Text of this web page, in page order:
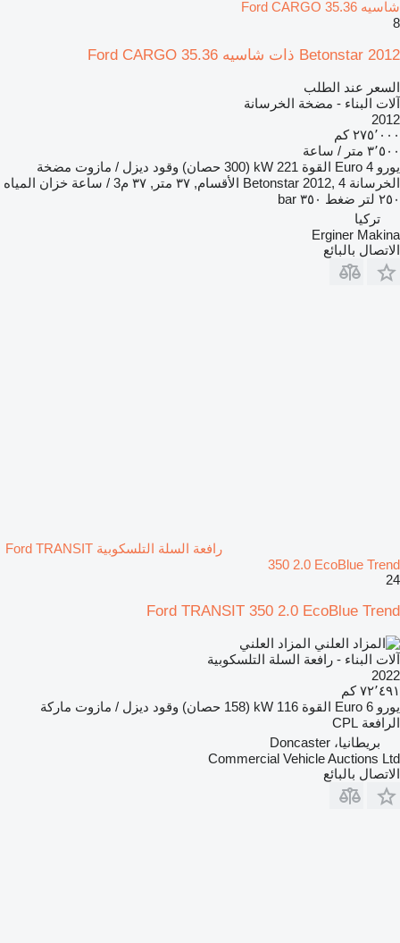
شاسيه Ford CARGO 35.36
8
Betonstar 2012 ذات شاسيه Ford CARGO 35.36
السعر عند الطلب
آلات البناء - مضخة الخرسانة
2012
٢٧٥٬٠٠٠ كم
٣٬٥٠٠ متر / ساعة
يورو Euro 4 القوة 221 kW (300 حصان) وقود ديزل / مازوت مضخة
الخرسانة Betonstar 2012, 4 الأقسام, ٣٧ متر, ٣٧ م3 / ساعة
خزان المياه
٢٥٠ لتر
ضغط ٣٥٠ bar
تركيا
Erginer Makina
الاتصال بالبائع
رافعة السلة التلسكوبية Ford TRANSIT
350 2.0 EcoBlue Trend
24
Ford TRANSIT 350 2.0 EcoBlue Trend
المزاد العلني
آلات البناء - رافعة السلة التلسكوبية
2022
٧٢٬٤٩١ كم
يورو Euro 6 القوة 116 kW (158 حصان) وقود ديزل / مازوت ماركة
الرافعة CPL
بريطانيا، Doncaster
Commercial Vehicle Auctions Ltd
الاتصال بالبائع